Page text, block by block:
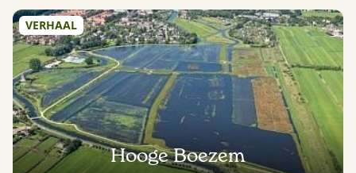
VERHAAL
Hooge Boezem